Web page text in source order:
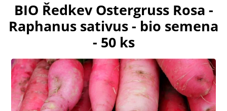
BIO Ředkev Ostergruss Rosa -
Raphanus sativus - bio semena
- 50 ks